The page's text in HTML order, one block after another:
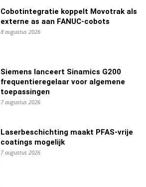
Cobotintegratie koppelt Movotrak als
externe as aan FANUC-cobots
8 augustus 2026
Siemens lanceert Sinamics G200
frequentieregelaar voor algemene
toepassingen
7 augustus 2026
Laserbeschichting maakt PFAS-vrije
coatings mogelijk
7 augustus 2026